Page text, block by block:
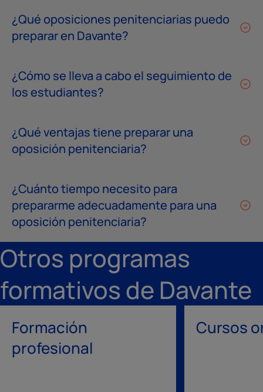
¿Qué oposiciones penitenciarias puedo
preparar en Davante?
¿Cómo se lleva a cabo el seguimiento de
los estudiantes?
¿Qué ventajas tiene preparar una
oposición penitenciaria?
¿Cuánto tiempo necesito para
prepararme adecuadamente para una
oposición penitenciaria?
Otros programas
formativos de Davante
Formación
profesional
Cursos